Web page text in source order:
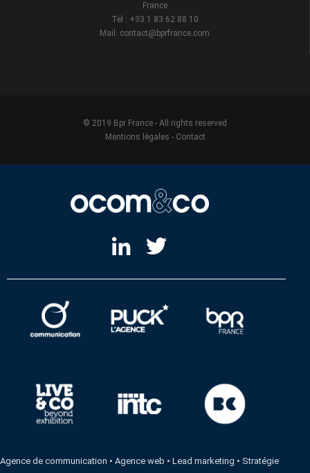
France
Tel : +33 1 83 62 88 10
Mail: contact@bprfrance.com
© 2019 Bpr France - All rights reserved
Mentions légales - Contact
Agence de communication •Agence web •Lead marketing • Stratégie